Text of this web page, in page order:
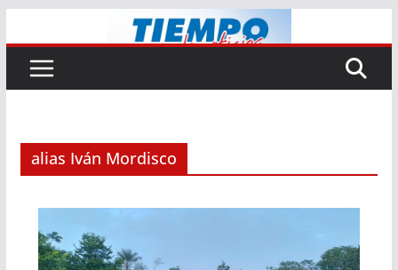
al
contenido
alias Iván Mordisco